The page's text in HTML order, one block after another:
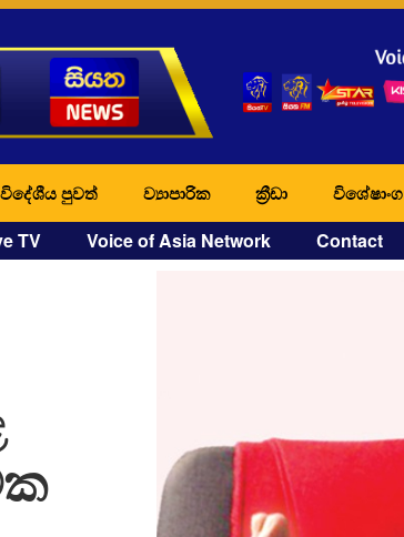
විදේශීය පුවත් ව්‍යාපාරික ක්‍රීඩා විශේෂාංග
TV Voice of Asia Network Contact